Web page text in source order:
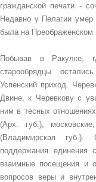
гражданской печати -
Недавно у Пелагии
была на Преображенском
Побывав в Ракулке,
старообрядцы
Успенский приход.
Двине, к Черевкову с
ним в тесных
(Арх. губ.),
(Владимирская губ.).
поддержания единения
взаимные посещения и
вопросов веры и